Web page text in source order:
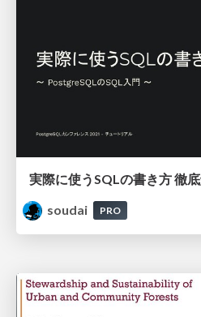
soudai
PRO